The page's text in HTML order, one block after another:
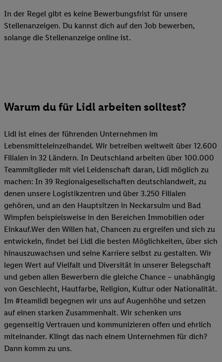
In der Regel gibt es keine Bewerbungsfrist für unsere
Stellenanzeigen. Du kannst dich auf den Job bewerben,
solange die Stellenanzeige online ist.
Warum du für Lidl arbeiten solltest?
Lidl ist eines der führenden Unternehmen im
Lebensmitteleinzelhandel. Wir betreiben weltweit über 12.600
Filialen in 32 Ländern. In Deutschland arbeiten über 100.000
Teammitglieder mit viel Leidenschaft daran, Lidl möglich zu
machen: In 39 Regionalgesellschaften deutschlandweit, zu
denen unsere Logistikzentren und über 3.250 Filialen
gehören, und an den Hauptsitzen in Neckarsulm und Bad
Wimpfen beispielsweise in den Bereichen Immobilien oder
Einkauf.Wer den Willen hat, Chancen zu ergreifen und sich zu
entwickeln, findet bei Lidl die besten Möglichkeiten, über sich
hinauszuwachsen und seine Karriere selbst zu gestalten. Wir
legen Wert auf Vielfalt und Diversität in unserer Belegschaft
und geben allen Bewerbern die gleiche Chance – unabhängig
von Geschlecht, Hautfarbe, Religion, Kultur oder Nationalität.
Im #teamlidl begegnen wir uns auf Augenhöhe und setzen
auf einen starken Zusammenhalt. Wir schenken uns
gegenseitig Vertrauen und kommunizieren offen und ehrlich
miteinander. Klingt das nach einem Unternehmen für dich?
Dann komm zu uns.​